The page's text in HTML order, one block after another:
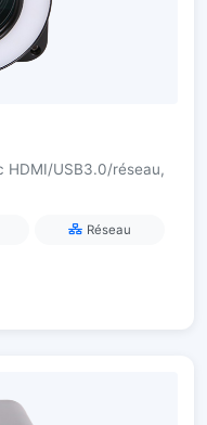
HDMI/USB3.0/réseau,
Réseau